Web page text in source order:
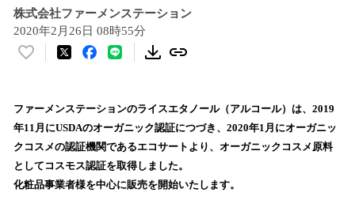
株式会社ファーメンステーション
2020年2月26日 08時55分
い
！
数
を
読
み
込
ファーメンステーションのライスエタノール（アルコール）は、2019
年11月にUSDAのオーガニック認証につづき、2020年1月にオーガニッ
クコスメの認証機関であるエコサートより、オーガニックコスメ原料
としてコスモス認証を取得しました。
化粧品事業者様を中心に販売を開始いたします。